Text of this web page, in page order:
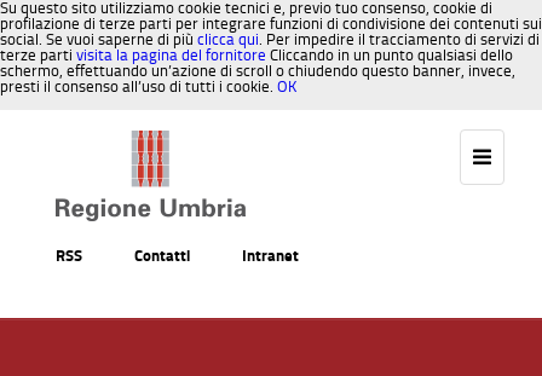
Su questo sito utilizziamo cookie tecnici e, previo tuo consenso, cookie di
profilazione di terze parti per integrare funzioni di condivisione dei contenuti sui
social. Se vuoi saperne di più clicca qui. Per impedire il tracciamento di servizi di
terze parti visita la pagina del fornitore Cliccando in un punto qualsiasi dello
schermo, effettuando un’azione di scroll o chiudendo questo banner, invece,
presti il consenso all’uso di tutti i cookie. OK
RSS Contatti Intranet